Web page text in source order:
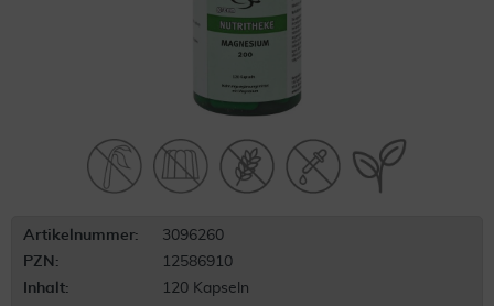
Artikelnummer:
3096260
PZN:
12586910
Inhalt:
120 Kapseln